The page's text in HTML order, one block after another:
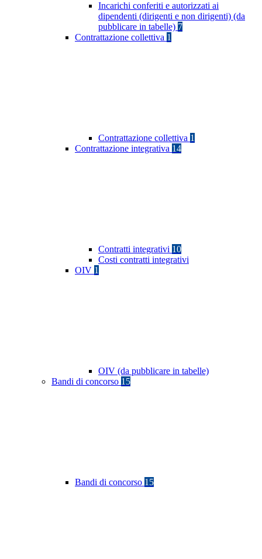
Incarichi conferiti e autorizzati ai
dipendenti (dirigenti e non dirigenti) (da
pubblicare in tabelle) 7
Contrattazione collettiva 1
Contrattazione collettiva 1
Contrattazione integrativa 14
Contratti integrativi 10
Costi contratti integrativi
OIV 1
OIV (da pubblicare in tabelle)
Bandi di concorso 15
Bandi di concorso 15